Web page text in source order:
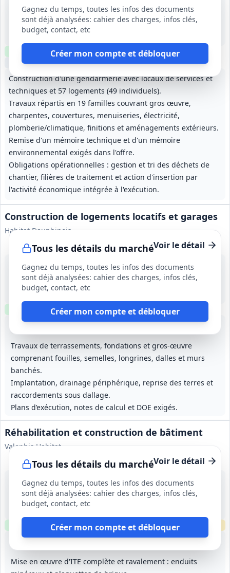
Gagnez du temps, toutes les infos des documents
sont déjà analysées: cahier des charges, infos clés,
budget, contact, etc
Créer mon compte et débloquer
Construction d'une gendarmerie avec locaux de services et
techniques et 57 logements (49 individuels).
Travaux répartis en 19 familles couvrant gros œuvre,
charpentes, couvertures, menuiseries, électricité,
plomberie/climatique, finitions et aménagements extérieurs.
Remise d'un mémoire technique et d'un mémoire
environnemental exigés dans l'offre.
Obligations opérationnelles : gestion et tri des déchets de
chantier, filières de traitement et action d'insertion par
l'activité économique intégrée à l'exécution.
9 sept. 2026
Longuenesse (62)
2 mois de préparation puis 28 mois d'exécution
Clause environnementale Clause sociale Visite
Échantillonsoptionnels
Tous les détails du marché
Gagnez du temps, toutes les infos des documents
sont déjà analysées: cahier des charges, infos clés,
budget, contact, etc
Créer mon compte et débloquer
Construction de logements locatifs et garages
Habitat Dauphinois
Voir le détail
Travaux de terrassements, fondations et gros-œuvre
comprenant fouilles, semelles, longrines, dalles et murs
banchés.
Implantation, drainage périphérique, reprise des terres et
raccordements sous dallage.
Plans d’exécution, notes de calcul et DOE exigés.
28 août 2026
Crest (26)
13 mois (RC) / 14 mois (AE) ; préparation 1 mois
Clause environnementale Clause sociale Visite
Tous les détails du marché
Gagnez du temps, toutes les infos des documents
sont déjà analysées: cahier des charges, infos clés,
budget, contact, etc
Créer mon compte et débloquer
Réhabilitation et construction de bâtiment
Valophis Habitat
Voir le détail
: Menuiseries 5
Mise en œuvre d'ITE complète et ravalement : enduits
15 sept. 2026
Champigny-sur-Marne (94)
17 mois (à compter de l'ordre de service)
Clause environnementale Clause sociale Échantillons